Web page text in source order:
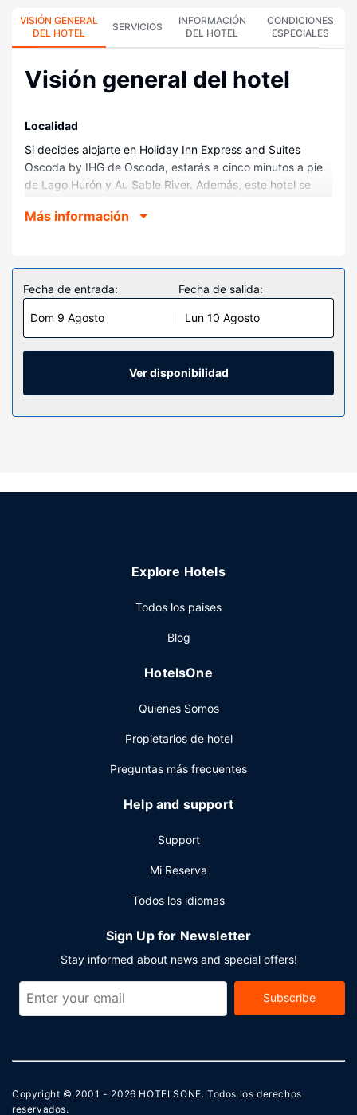
VISIÓN GENERAL
DEL HOTEL
SERVICIOS
INFORMACIÓN
DEL HOTEL
CONDICIONES
ESPECIALES
Visión general del hotel
Localidad
Si decides alojarte en Holiday Inn Express and Suites
Oscoda by IHG de Oscoda, estarás a cinco minutos a pie
de Lago Hurón y Au Sable River. Además, este hotel se
a 9,7 km de Lakewood Shores Resort - The Gailes Golf
Disfruta de una agradable estancia en una de las 90
habitaciones con televisión de pantalla plana. Mantén el
contacto con los tuyos gracias a la la conexión wifi gratis.
El cuarto de baño está provisto de bañera o ducha y
secadores de pelo. Entre las comodidades, se incluyen
escritorio, sillas de oficina y teléfono.
Servicios hotel
Elige entre las numerosas instalaciones recreativas
Tendrás un centro de negocios abierto las 24 horas,
tu disposición. Este hotel pone a tu disposición 2 salas de
aparcamiento sin asistencia gratuito disponible.
Más información
Fecha de entrada:
Dom 9 Agosto
Fecha de salida:
Lun 10 Agosto
Ver disponibilidad
Explore Hotels
Todos los paises
Blog
HotelsOne
Quienes Somos
Propietarios de hotel
Preguntas más frecuentes
Help and support
Support
Mi Reserva
Todos los idiomas
Sign Up for Newsletter
Stay informed about news and special offers!
Subscribe
Copyright © 2001 - 2026 HOTELSONE. Todos los derechos
reservados.